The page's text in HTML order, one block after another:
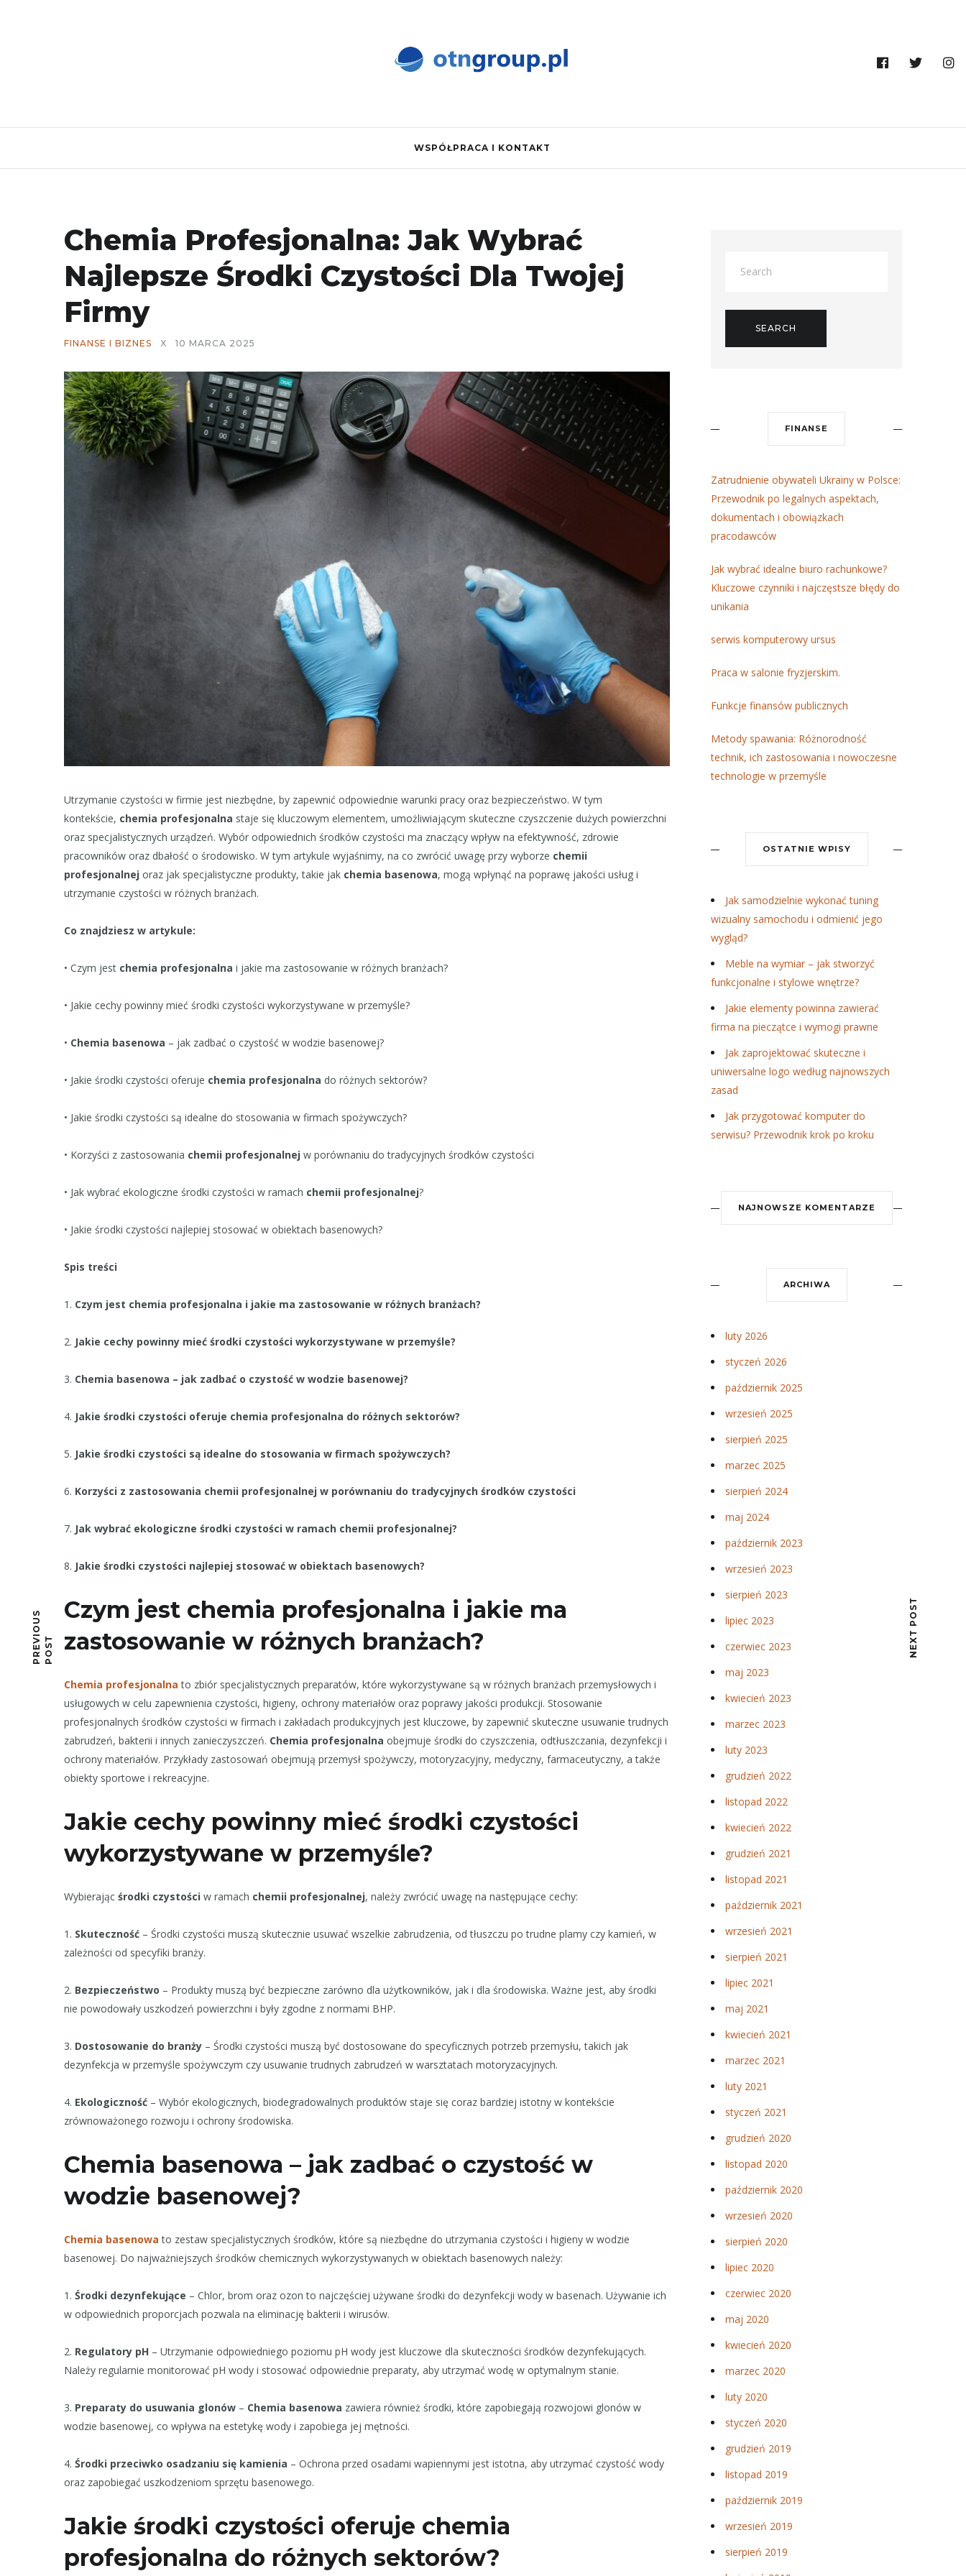
WSPÓŁPRACA I KONTAKT
Chemia Profesjonalna: Jak Wybrać
Najlepsze Środki Czystości Dla Twojej
Firmy
FINANSE I BIZNES X 10 MARCA 2025
Utrzymanie czystości w firmie jest niezbędne, by zapewnić odpowiednie warunki pracy oraz bezpieczeństwo. W tym
kontekście, chemia profesjonalna staje się kluczowym elementem, umożliwiającym skuteczne czyszczenie dużych powierzchni
oraz specjalistycznych urządzeń. Wybór odpowiednich środków czystości ma znaczący wpływ na efektywność, zdrowie
pracowników oraz dbałość o środowisko. W tym artykule wyjaśnimy, na co zwrócić uwagę przy wyborze chemii
profesjonalnej oraz jak specjalistyczne produkty, takie jak chemia basenowa, mogą wpłynąć na poprawę jakości usług i
utrzymanie czystości w różnych branżach.
Co znajdziesz w artykule:
• Czym jest chemia profesjonalna i jakie ma zastosowanie w różnych branżach?
• Jakie cechy powinny mieć środki czystości wykorzystywane w przemyśle?
• Chemia basenowa – jak zadbać o czystość w wodzie basenowej?
• Jakie środki czystości oferuje chemia profesjonalna do różnych sektorów?
• Jakie środki czystości są idealne do stosowania w firmach spożywczych?
• Korzyści z zastosowania chemii profesjonalnej w porównaniu do tradycyjnych środków czystości
• Jak wybrać ekologiczne środki czystości w ramach chemii profesjonalnej?
• Jakie środki czystości najlepiej stosować w obiektach basenowych?
Spis treści
1. Czym jest chemia profesjonalna i jakie ma zastosowanie w różnych branżach?
2. Jakie cechy powinny mieć środki czystości wykorzystywane w przemyśle?
3. Chemia basenowa – jak zadbać o czystość w wodzie basenowej?
4. Jakie środki czystości oferuje chemia profesjonalna do różnych sektorów?
5. Jakie środki czystości są idealne do stosowania w firmach spożywczych?
6. Korzyści z zastosowania chemii profesjonalnej w porównaniu do tradycyjnych środków czystości
7. Jak wybrać ekologiczne środki czystości w ramach chemii profesjonalnej?
8. Jakie środki czystości najlepiej stosować w obiektach basenowych?
Czym jest chemia profesjonalna i jakie ma
zastosowanie w różnych branżach?
Chemia profesjonalna to zbiór specjalistycznych preparatów, które wykorzystywane są w różnych branżach przemysłowych i
usługowych w celu zapewnienia czystości, higieny, ochrony materiałów oraz poprawy jakości produkcji. Stosowanie
profesjonalnych środków czystości w firmach i zakładach produkcyjnych jest kluczowe, by zapewnić skuteczne usuwanie trudnych
zabrudzeń, bakterii i innych zanieczyszczeń. Chemia profesjonalna obejmuje środki do czyszczenia, odtłuszczania, dezynfekcji i
ochrony materiałów. Przykłady zastosowań obejmują przemysł spożywczy, motoryzacyjny, medyczny, farmaceutyczny, a także
obiekty sportowe i rekreacyjne.
Jakie cechy powinny mieć środki czystości
wykorzystywane w przemyśle?
Wybierając środki czystości w ramach chemii profesjonalnej, należy zwrócić uwagę na następujące cechy:
1. Skuteczność – Środki czystości muszą skutecznie usuwać wszelkie zabrudzenia, od tłuszczu po trudne plamy czy kamień, w
zależności od specyfiki branży.
2. Bezpieczeństwo – Produkty muszą być bezpieczne zarówno dla użytkowników, jak i dla środowiska. Ważne jest, aby środki
nie powodowały uszkodzeń powierzchni i były zgodne z normami BHP.
3. Dostosowanie do branży – Środki czystości muszą być dostosowane do specyficznych potrzeb przemysłu, takich jak
dezynfekcja w przemyśle spożywczym czy usuwanie trudnych zabrudzeń w warsztatach motoryzacyjnych.
4. Ekologiczność – Wybór ekologicznych, biodegradowalnych produktów staje się coraz bardziej istotny w kontekście
zrównoważonego rozwoju i ochrony środowiska.
Chemia basenowa – jak zadbać o czystość w
wodzie basenowej?
Chemia basenowa to zestaw specjalistycznych środków, które są niezbędne do utrzymania czystości i higieny w wodzie
basenowej. Do najważniejszych środków chemicznych wykorzystywanych w obiektach basenowych należy:
1. Środki dezynfekujące – Chlor, brom oraz ozon to najczęściej używane środki do dezynfekcji wody w basenach. Używanie ich
w odpowiednich proporcjach pozwala na eliminację bakterii i wirusów.
2. Regulatory pH – Utrzymanie odpowiedniego poziomu pH wody jest kluczowe dla skuteczności środków dezynfekujących.
Należy regularnie monitorować pH wody i stosować odpowiednie preparaty, aby utrzymać wodę w optymalnym stanie.
3. Preparaty do usuwania glonów – Chemia basenowa zawiera również środki, które zapobiegają rozwojowi glonów w
wodzie basenowej, co wpływa na estetykę wody i zapobiega jej mętności.
4. Środki przeciwko osadzaniu się kamienia – Ochrona przed osadami wapiennymi jest istotna, aby utrzymać czystość wody
oraz zapobiegać uszkodzeniom sprzętu basenowego.
Jakie środki czystości oferuje chemia
profesjonalna do różnych sektorów?
P
R
EV
I
O
U
S
P
O
ST NEXT POST
FINANSE
Zatrudnienie obywateli Ukrainy w Polsce:
Przewodnik po legalnych aspektach,
dokumentach i obowiązkach
pracodawców
Jak wybrać idealne biuro rachunkowe?
Kluczowe czynniki i najczęstsze błędy do
unikania
serwis komputerowy ursus
Praca w salonie fryzjerskim.
Funkcje finansów publicznych
Metody spawania: Różnorodność
technik, ich zastosowania i nowoczesne
technologie w przemyśle
OSTATNIE WPISY
Jak samodzielnie wykonać tuning
wizualny samochodu i odmienić jego
wygląd?
Meble na wymiar – jak stworzyć
funkcjonalne i stylowe wnętrze?
Jakie elementy powinna zawierać
firma na pieczątce i wymogi prawne
Jak zaprojektować skuteczne i
uniwersalne logo według najnowszych
zasad
Jak przygotować komputer do
serwisu? Przewodnik krok po kroku
NAJNOWSZE KOMENTARZE
ARCHIWA
luty 2026
styczeń 2026
październik 2025
wrzesień 2025
sierpień 2025
marzec 2025
sierpień 2024
maj 2024
październik 2023
wrzesień 2023
sierpień 2023
lipiec 2023
czerwiec 2023
maj 2023
kwiecień 2023
marzec 2023
luty 2023
grudzień 2022
listopad 2022
kwiecień 2022
grudzień 2021
listopad 2021
październik 2021
wrzesień 2021
sierpień 2021
lipiec 2021
maj 2021
kwiecień 2021
marzec 2021
luty 2021
styczeń 2021
grudzień 2020
listopad 2020
październik 2020
wrzesień 2020
sierpień 2020
lipiec 2020
czerwiec 2020
maj 2020
kwiecień 2020
marzec 2020
luty 2020
styczeń 2020
grudzień 2019
listopad 2019
październik 2019
wrzesień 2019
sierpień 2019